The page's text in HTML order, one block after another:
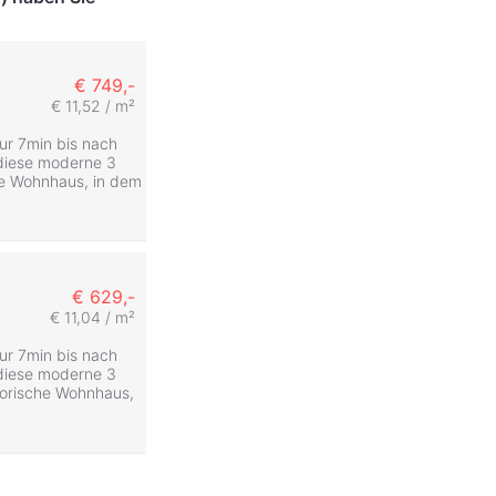
€ 749,-
€ 11,52 / m²
7min bis nach
moderne 3
Wohnhaus, in dem
€ 629,-
€ 11,04 / m²
7min bis nach
moderne 3
Wohnhaus,